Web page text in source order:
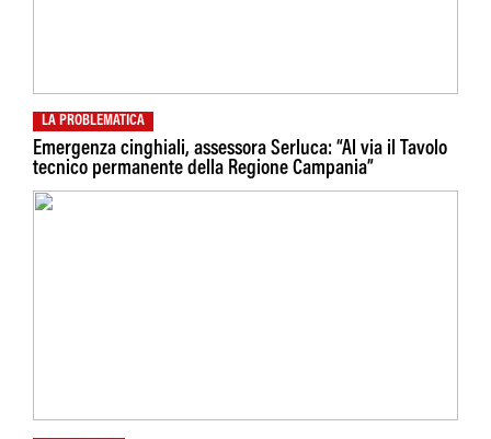
LA PROBLEMATICA
Emergenza cinghiali, assessora Serluca: “Al via il Tavolo
tecnico permanente della Regione Campania”